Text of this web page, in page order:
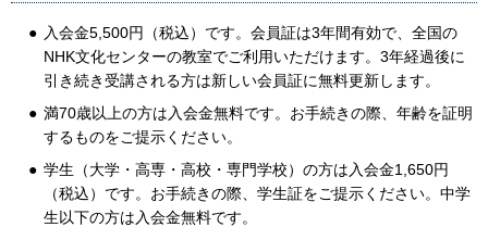
入会金5,500円（税込）です。会員証は3年間有効で、全国の
NHK文化センターの教室でご利用いただけます。3年経過後に
引き続き受講される方は新しい会員証に無料更新します。
満70歳以上の方は入会金無料です。お手続きの際、年齢を証明
するものをご提示ください。
学生（大学・高専・高校・専門学校）の方は入会金1,650円
（税込）です。お手続きの際、学生証をご提示ください。中学
生以下の方は入会金無料です。